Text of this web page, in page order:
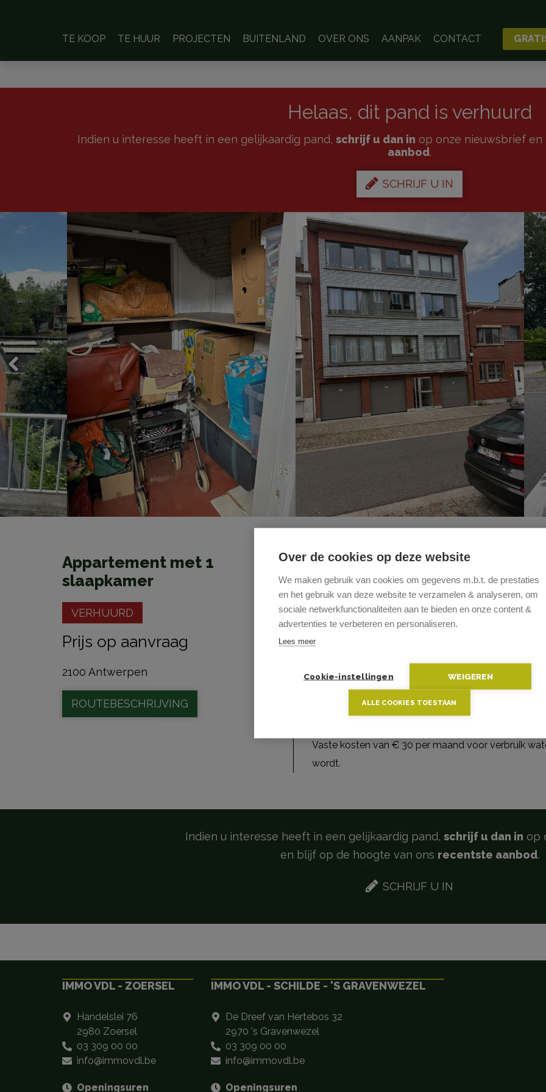
TE KOOP TE HUUR PROJECTEN BUITENLAND OVER ONS AANPAK CONTACT
Helaas, dit pand is verhuurd
Indien u interesse heeft in een gelijkaardig pand, schrijf u dan in op onze nieuwsbrief
aanbod.
SCHRIJF U IN
Appartement met 1
slaapkamer
VERHUURD
Prijs op aanvraag
2100 Antwerpen
ROUTEBESCHRIJVING
Aan de inkom van het Boekenbergpark bevindt
appartementsgebouw dit gezellig appartement
met terras. De slaapkamer is voorzien van een
appartement te bedienen. De raam van de
berging op het terras, waar ook een aansluiting is
Vaste kosten van € 30 per maand voor verbruik
wordt.
Indien u interesse heeft in een gelijkaardig pand, schrijf u dan in op
en blijf op de hoogte van ons recentste aanbod.
SCHRIJF U IN
IMMO VDL - ZOERSEL
Handelslei 76
2980 Zoersel
03 309 00 00
info@immovdl.be
Openingsuren
IMMO VDL - SCHILDE - 'S GRAVENWEZEL
De Dreef van Hertebos 32
2970 's Gravenwezel
03 309 00 00
info@immovdl.be
Openingsuren
Over de cookies op deze website
We maken gebruik van cookies om gegevens m.b.t. de prestaties
en het gebruik van deze website te verzamelen & analyseren, om
sociale netwerkfunctionaliteiten aan te bieden en onze content &
advertenties te verbeteren en personaliseren.
Lees meer
Cookie-instellingen WEIGEREN
ALLE COOKIES TOESTAAN